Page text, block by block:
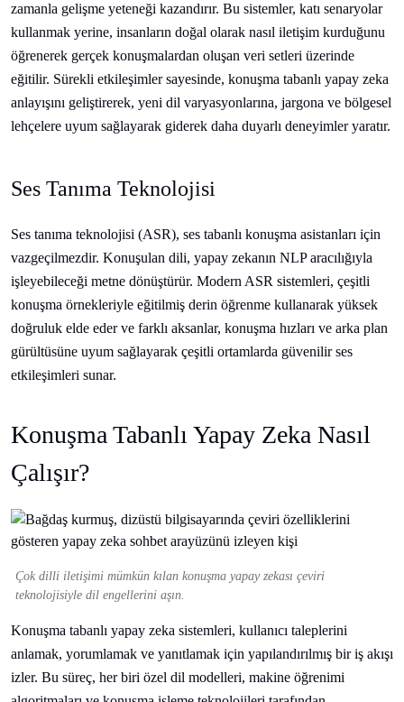
zamanla gelişme yeteneği kazandırır. Bu sistemler, katı senaryolar
kullanmak yerine, insanların doğal olarak nasıl iletişim kurduğunu
öğrenerek gerçek konuşmalardan oluşan veri setleri üzerinde
eğitilir. Sürekli etkileşimler sayesinde, konuşma tabanlı yapay zeka
anlayışını geliştirerek, yeni dil varyasyonlarına, jargona ve bölgesel
lehçelere uyum sağlayarak giderek daha duyarlı deneyimler yaratır.
Ses Tanıma Teknolojisi
Ses tanıma teknolojisi (ASR), ses tabanlı konuşma asistanları için
vazgeçilmezdir. Konuşulan dili, yapay zekanın NLP aracılığıyla
işleyebileceği metne dönüştürür. Modern ASR sistemleri, çeşitli
konuşma örnekleriyle eğitilmiş derin öğrenme kullanarak yüksek
doğruluk elde eder ve farklı aksanlar, konuşma hızları ve arka plan
gürültüsüne uyum sağlayarak çeşitli ortamlarda güvenilir ses
etkileşimleri sunar.
Konuşma Tabanlı Yapay Zeka Nasıl
Çalışır?
Çok dilli iletişimi mümkün kılan konuşma yapay zekası çeviri
teknolojisiyle dil engellerini aşın.
Konuşma tabanlı yapay zeka sistemleri, kullanıcı taleplerini
anlamak, yorumlamak ve yanıtlamak için yapılandırılmış bir iş akışı
izler. Bu süreç, her biri özel dil modelleri, makine öğrenimi